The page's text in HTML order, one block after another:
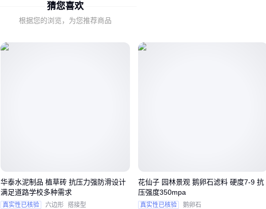
效果，这是
可能更易把控；而需要特殊造型的场合，
反差更显高级
光线互动性
：晶体结构对灯光的折射效果，能提升整体环境
猜您喜欢
根据您的浏览，为您推荐商品
华泰水泥制品 植草砖 抗压力强防滑设计
满足道路学校多种需求
真实性已核验 六边形 搭接型
花仙子 园林景观 鹅卵石滤料 硬度7-9 抗
压强度350mpa
真实性已核验 鹅卵石